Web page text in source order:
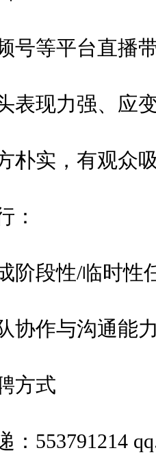
等平台直播
现力强、应
实，有观众
段性/临时性
作与沟通能
式
553791214